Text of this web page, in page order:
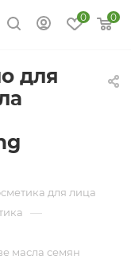
0 0
для
для лица
—
масла семян